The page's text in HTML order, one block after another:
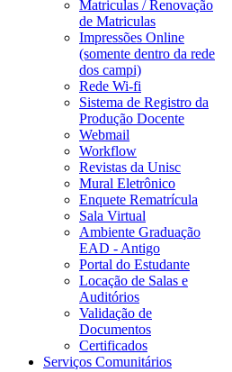
Matriculas / Renovação
de Matriculas
Impressões Online
(somente dentro da rede
dos campi)
Rede Wi-fi
Sistema de Registro da
Produção Docente
Webmail
Workflow
Revistas da Unisc
Mural Eletrônico
Enquete Rematrícula
Sala Virtual
Ambiente Graduação
EAD - Antigo
Portal do Estudante
Locação de Salas e
Auditórios
Validação de
Documentos
Certificados
Serviços Comunitários